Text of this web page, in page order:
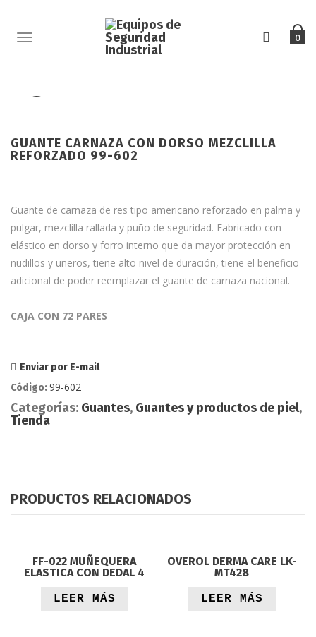
TOGGLE
NAVIGATION
0
GUANTE CARNAZA CON DORSO MEZCLILLA
REFORZADO 99-602
Guante de carnaza de res tipo americano reforzado en palma y
pulgar, mezclilla rallada y puño de seguridad. Fabricado con
elástico en dorso y forro interno que da mayor protección en
nudillos y uñeros, tiene alto nivel de duración, tiene el beneficio
adicional de poder reemplazar el guante de carnaza nacional.
CAJA CON 72 PARES
Enviar por E-mail
Código:99-602
Categorías: Guantes, Guantes y productos de piel,
Tienda
PRODUCTOS RELACIONADOS
FF-022 MUÑEQUERA
ELASTICA CON DEDAL 4
LEER MÁS
OVEROL DERMA CARE LK-
MT428
LEER MÁS